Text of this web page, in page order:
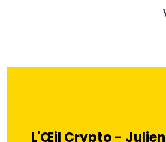
L'Œil Crypto - Julien